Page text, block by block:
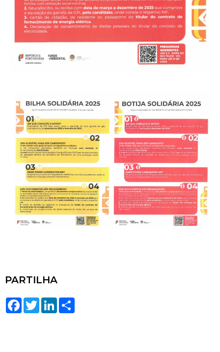
PARTILHA
Facebook
TwitterLinkedIn